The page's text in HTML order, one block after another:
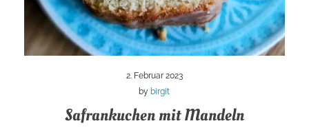
2. Februar 2023
by birgit
Safrankuchen mit Mandeln